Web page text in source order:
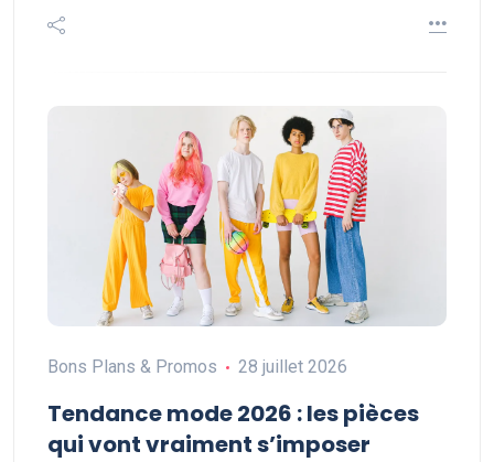
Bons Plans & Promos 28 juillet 2026
Tendance mode 2026 : les pièces
qui vont vraiment s’imposer